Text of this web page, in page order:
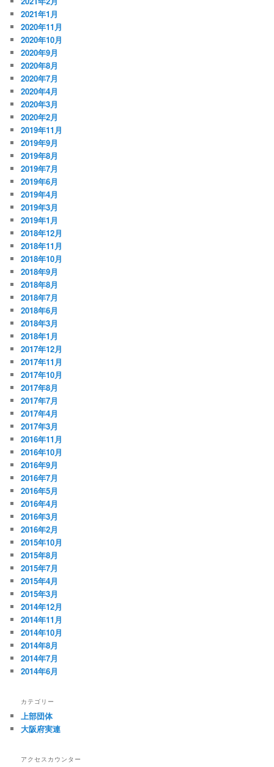
2021年1月
2020年11月
2020年10月
2020年9月
2020年8月
2020年7月
2020年4月
2020年3月
2020年2月
2019年11月
2019年9月
2019年8月
2019年7月
2019年6月
2019年4月
2019年3月
2019年1月
2018年12月
2018年11月
2018年10月
2018年9月
2018年8月
2018年7月
2018年6月
2018年3月
2018年1月
2017年12月
2017年11月
2017年10月
2017年8月
2017年7月
2017年4月
2017年3月
2016年11月
2016年10月
2016年9月
2016年7月
2016年5月
2016年4月
2016年3月
2016年2月
2015年10月
2015年8月
2015年7月
2015年4月
2015年3月
2014年12月
2014年11月
2014年10月
2014年8月
2014年7月
2014年6月
カテゴリー
上部団体
大阪府実連
アクセスカウンター